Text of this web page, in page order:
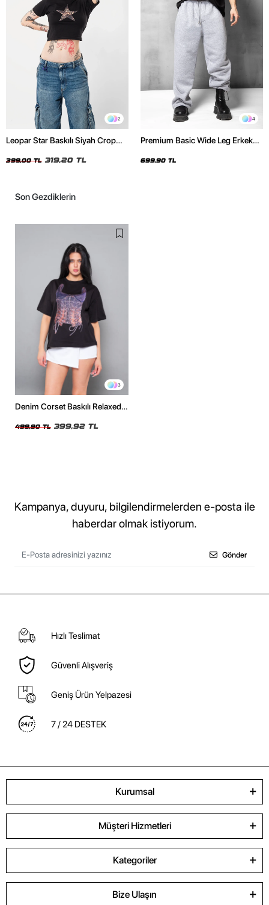
2
Leopar Star Baskılı Siyah Crop
399,00 TL 319,20 TL
4
Premium Basic Wide Leg Erkek
699,90 TL
Son Gezdiklerin
3
Denim Corset Baskılı Relaxed
499,90 TL 399,92 TL
Kampanya, duyuru, bilgilendirmelerden e-posta ile
haberdar olmak istiyorum.
Gönder
Hızlı Teslimat
Güvenli Alışveriş
Geniş Ürün Yelpazesi
7 / 24 DESTEK
Kurumsal
Müşteri Hizmetleri
Kategoriler
Bize Ulaşın